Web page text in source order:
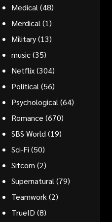
Medical (48)
Merdical (1)
Military(13)
music(35)
Netflix(304)
Political (56)
Psychological (64)
Romance (670)
SBS World (19)
Sci-Fi (50)
Sitcom (2)
Supernatural (79)
Teamwork (2)
TrueID (8)